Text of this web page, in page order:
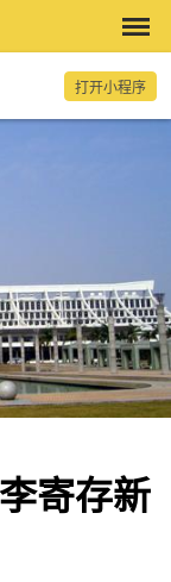
打开小程序
寄存新